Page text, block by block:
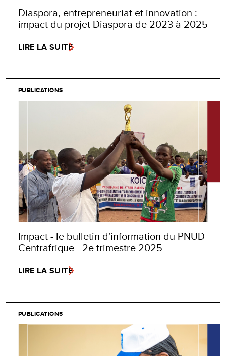
Diaspora, entrepreneuriat et innovation :
impact du projet Diaspora de 2023 à 2025
LIRE LA SUITE
PUBLICATIONS
Impact - le bulletin d'information du PNUD
Centrafrique - 2e trimestre 2025
LIRE LA SUITE
PUBLICATIONS